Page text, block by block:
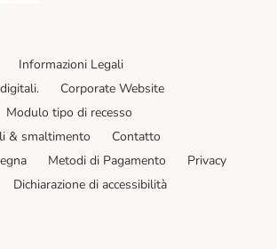
Informazioni Legali
Corporate Website
Modulo tipo di recesso
& smaltimento
Contatto
Metodi di Pagamento
Privacy
Dichiarazione di accessibilità